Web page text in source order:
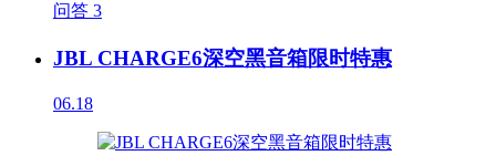
问答 3
JBL CHARGE6深空黑音箱限时特惠
06.18